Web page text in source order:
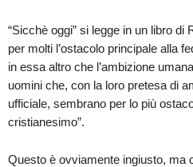
“Sicchè oggi” si legge in un libro di
per molti l’ostacolo principale alla
in essa altro che l’ambizione
uomini che, con la loro pretesa di
ufficiale, sembrano per lo più
cristianesimo”.
Questo è ovviamente ingiusto, ma